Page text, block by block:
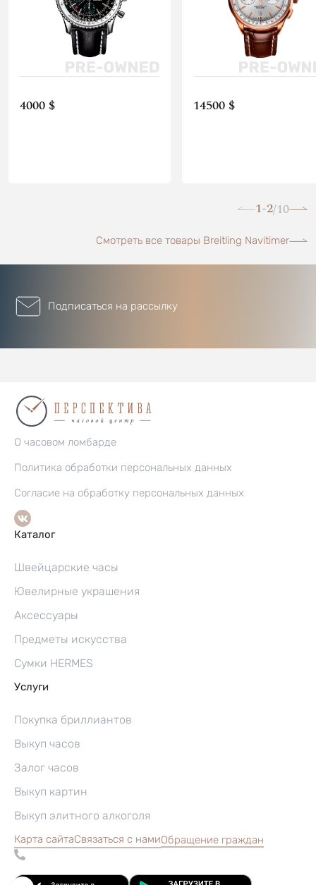
4000 $ 14500 $
1-2/10
Смотреть все товары Breitling Navitimer
Подписаться на рассылку
О часовом ломбарде
Политика обработки персональных данных
Согласие на обработку персональных данных
Каталог
Швейцарские часы
Ювелирные украшения
Аксессуары
Предметы искусства
Сумки HERMES
Услуги
Покупка бриллиантов
Выкуп часов
Залог часов
Выкуп картин
Выкуп элитного алкоголя
Карта сайтаСвязаться с намиОбращение граждан